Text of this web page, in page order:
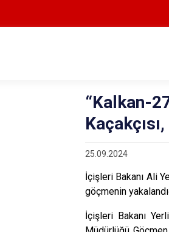
“Kalkan-
25.09.2024
İçişleri Bakanı Ali
göçmenin
İçişleri Bakanı